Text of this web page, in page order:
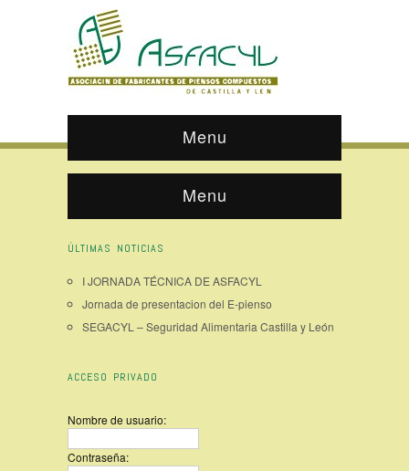
Menu
Menu
ÚLTIMAS NOTICIAS
I JORNADA TÉCNICA DE ASFACYL
Jornada de presentacion del E-pienso
SEGACYL – Seguridad Alimentaria Castilla y León
ACCESO PRIVADO
Nombre de usuario:
Contraseña: